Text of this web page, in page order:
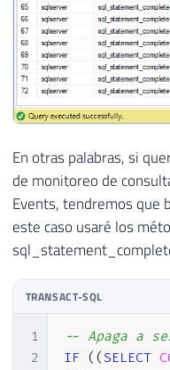
En otras palabras, si
de monitoreo de
Events, tendremos que
este caso usaré los
TRANSACT-SQL
1
2
-- Apaga a
IF
( ( SELECT